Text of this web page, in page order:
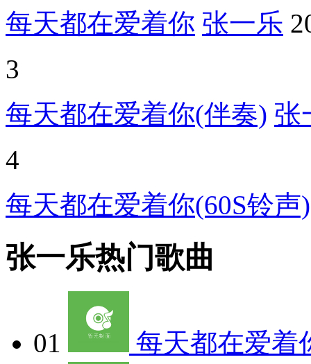
每天都在爱着你 张一乐
3
每天都在爱着你(伴奏) 张
4
每天都在爱着你(60S铃声)
张一乐热门歌曲
01 每天都在爱着